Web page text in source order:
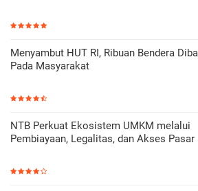
Menyambut HUT RI, Ribuan Bendera
Pada Masyarakat
NTB Perkuat Ekosistem UMKM melalui
Pembiayaan, Legalitas, dan Akses Pasar